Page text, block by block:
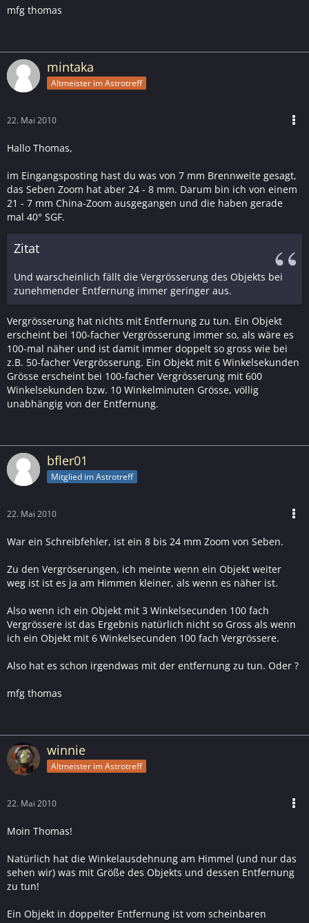
mfg thomas
mintaka
Altmeister im Astrotreff
22. Mai 2010
Hallo Thomas,
im Eingangsposting hast du was von 7 mm Brennweite gesagt,
das Seben Zoom hat aber 24 - 8 mm. Darum bin ich von einem
21 - 7 mm China-Zoom ausgegangen und die haben gerade
mal 40° SGF.
Zitat
Und warscheinlich fällt die Vergrösserung des Objekts bei
zunehmender Entfernung immer geringer aus.
Vergrösserung hat nichts mit Entfernung zu tun. Ein Objekt
erscheint bei 100-facher Vergrösserung immer so, als wäre es
100-mal näher und ist damit immer doppelt so gross wie bei
z.B. 50-facher Vergrösserung. Ein Objekt mit 6 Winkelsekunden
Grösse erscheint bei 100-facher Vergrösserung mit 600
Winkelsekunden bzw. 10 Winkelminuten Grösse, völlig
unabhängig von der Entfernung.
bfler01
Mitglied im Astrotreff
22. Mai 2010
War ein Schreibfehler, ist ein 8 bis 24 mm Zoom von Seben.
Zu den Vergröserungen, ich meinte wenn ein Objekt weiter
weg ist ist es ja am Himmen kleiner, als wenn es näher ist.
Also wenn ich ein Objekt mit 3 Winkelsecunden 100 fach
Vergrössere ist das Ergebnis natürlich nicht so Gross als wenn
ich ein Objekt mit 6 Winkelsecunden 100 fach Vergrössere.
Also hat es schon irgendwas mit der entfernung zu tun. Oder ?
mfg thomas
winnie
Altmeister im Astrotreff
22. Mai 2010
Moin Thomas!
Natürlich hat die Winkelausdehnung am Himmel (und nur das
sehen wir) was mit Größe des Objekts und dessen Entfernung
zu tun!
Ein Objekt in doppelter Entfernung ist vom scheinbaren